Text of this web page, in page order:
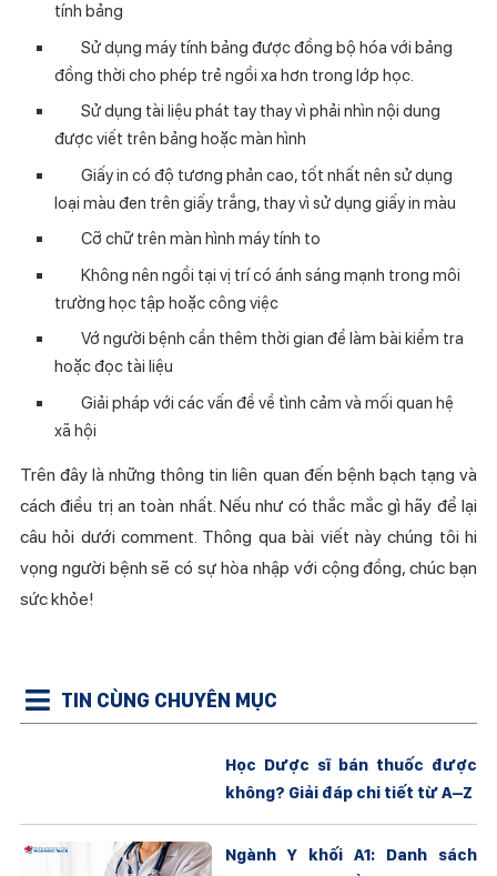
tính bảng
Sử dụng máy tính bảng được đồng bộ hóa với bảng
đồng thời cho phép trẻ ngồi xa hơn trong lớp học.
Sử dụng tài liệu phát tay thay vì phải nhìn nội dung
được viết trên bảng hoặc màn hình
Giấy in có độ tương phản cao, tốt nhất nên sử dụng
loại màu đen trên giấy trắng, thay vì sử dụng giấy in màu
Cỡ chữ trên màn hình máy tính to
Không nên ngồi tại vị trí có ánh sáng mạnh trong môi
trường học tập hoặc công việc
Vớ người bệnh cần thêm thời gian để làm bài kiểm tra
hoặc đọc tài liệu
Giải pháp với các vấn đề về tình cảm và mối quan hệ
xã hội
Trên đây là những thông tin liên quan đến bệnh bạch tạng và
cách điều trị an toàn nhất. Nếu như có thắc mắc gì hãy để lại
câu hỏi dưới comment. Thông qua bài viết này chúng tôi hi
vọng người bệnh sẽ có sự hòa nhập với cộng đồng, chúc bạn
sức khỏe!
TIN CÙNG CHUYÊN MỤC
Học Dược sĩ bán thuốc được
không? Giải đáp chi tiết từ A–Z
Ngành Y khối A1: Danh sách